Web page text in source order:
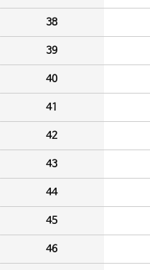
38
39
40
41
42
43
44
45
46